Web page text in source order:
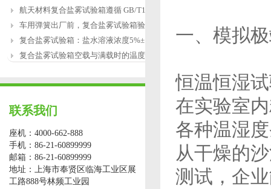
航天材料复合盐雾试验箱遵循 GB/T12967.3
车用弹簧出厂前，复合盐雾试验箱验证盐
复合盐雾试验箱：盐水溶液浓度5%±1%的配
复合盐雾试验箱空载与满载时的温度恢复
联系我们
座机：4000-662-888
手机：86-21-60899999
邮箱：86-21-60899999
地址：上海市奉贤区临海工业区展
工路888号林频工业园
一、模拟
恒温恒湿
在实验室
各种温湿
从干燥的
测试，企